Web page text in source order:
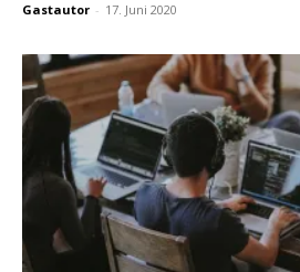
Gastautor - 17. Juni 2020